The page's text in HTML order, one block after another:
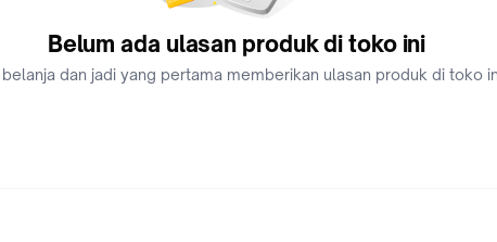
Belum ada ulasan produk di toko ini
belanja dan jadi yang pertama memberikan ulasan produk di toko